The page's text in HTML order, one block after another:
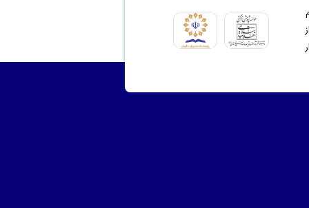
2- ترسیم
از